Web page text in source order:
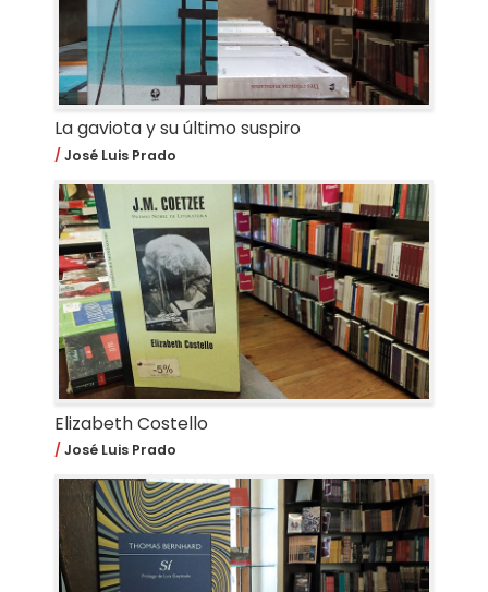
La gaviota y su último suspiro
José Luis Prado
Elizabeth Costello
José Luis Prado